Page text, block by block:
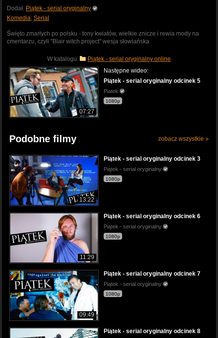
Dodał: Piątek - serial oryginalny
Komedia Serial
Święto zmarłych po polsku - tony kwiatów, wielkie znicze i rewia mody na
cmentarzu, czyli "Blair witch project" wesja słowiańska
W katalogu: Piątek - serial oryginalny online
07:27
Następne wideo:
Piątek - serial oryginalny odcinek 5
Piatek
1080p
Podobne filmy zobacz wszystkie »
13:22
Piątek - serial oryginalny odcinek 3
Piątek - serial oryginalny
1080p
11:29
Piątek - serial oryginalny odcinek 6
Piątek - serial oryginalny
1080p
09:49
Piątek - serial oryginalny odcinek 7
Piątek - serial oryginalny
1080p
Piątek - serial oryginalny odcinek 8